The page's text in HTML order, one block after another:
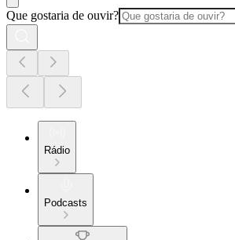
Que gostaria de ouvir?
Rádio
Podcasts